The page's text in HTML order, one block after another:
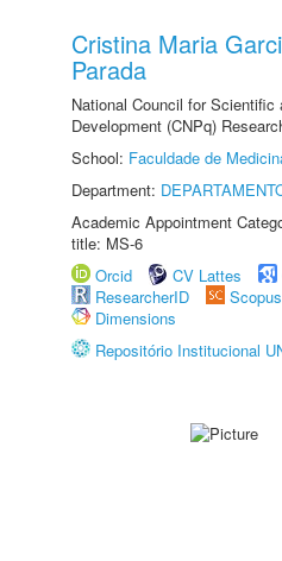
Cristina Maria
Parada
National Council for Scientific
Development (CNPq)
School: Faculdade de
Department:
Academic Appointment
title: MS-6
Orcid
CV Lattes
ResearcherID
Scopus
Dimensions
Repositório Institucional